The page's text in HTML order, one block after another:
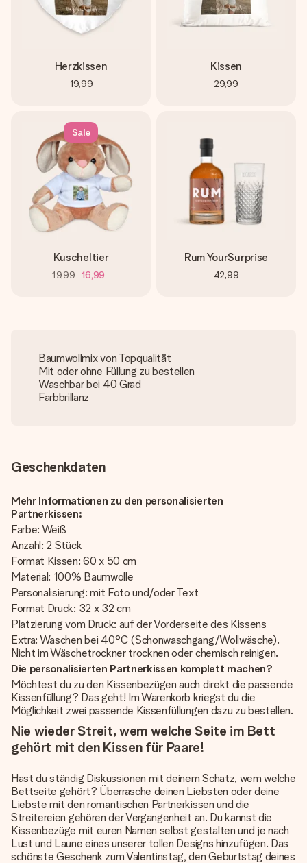
Herzkissen
19,99
Kissen
29,99
Sale
Kuscheltier
19,99 16,99
Rum YourSurprise
42,99
Baumwollmix von Topqualität
Mit oder ohne Füllung zu bestellen
Waschbar bei 40 Grad
Farbbrillanz
Geschenkdaten
Mehr Informationen zu den personalisierten
Partnerkissen:
Farbe: Weiß
Anzahl: 2 Stück
Format Kissen: 60 x 50 cm
Material: 100% Baumwolle
Personalisierung: mit Foto und/oder Text
Format Druck: 32 x 32 cm
Platzierung vom Druck: auf der Vorderseite des Kissens
Extra: Waschen bei 40°C (Schonwaschgang/Wollwäsche).
Nicht im Wäschetrockner trocknen oder chemisch reinigen.
Die personalisierten Partnerkissen komplett machen?
Möchtest du zu den Kissenbezügen auch direkt die passende
Kissenfüllung? Das geht! Im Warenkorb kriegst du die
Möglichkeit zwei passende Kissenfüllungen dazu zu bestellen.
Nie wieder Streit, wem welche Seite im Bett
gehört mit den Kissen für Paare!
Hast du ständig Diskussionen mit deinem Schatz, wem welche
Bettseite gehört? Überrasche deinen Liebsten oder deine
Liebste mit den romantischen Partnerkissen und die
Streitereien gehören der Vergangenheit an. Du kannst die
Kissenbezüge mit euren Namen selbst gestalten und je nach
Lust und Laune eines unserer tollen Designs hinzufügen. Das
schönste Geschenk zum Valentinstag, den Geburtstag deines